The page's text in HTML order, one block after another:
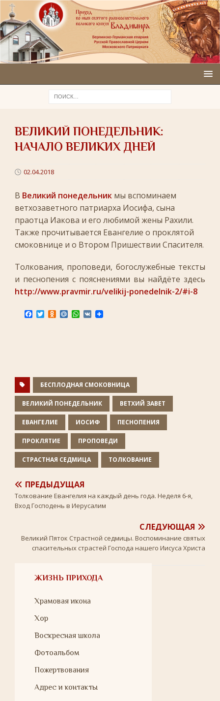
ВЕЛИКИЙ ПОНЕДЕЛЬНИК:
НАЧАЛО ВЕЛИКИХ ДНЕЙ
02.04.2018
В Великий понедельник мы вспоминаем
ветхозаветного патриарха Иосифа, сына
праотца Иакова и его любимой жены Рахили.
Также прочитывается Евангелие о проклятой
смоковнице и о Втором Пришествии Спасителя.
Толкования, проповеди, богослужебные тексты
и песнопения с пояснениями вы найдёте здесь
http://www.pravmir.ru/velikij-ponedelnik-2/#i-8
T O
s
n
i
k
i
M W V
БЕСПЛОДНАЯ СМОКОВНИЦА
ВЕЛИКИЙ ПОНЕДЕЛЬНИК ВЕТХИЙ ЗАВЕТ
ЕВАНГЕЛИЕ ИОСИФ ПЕСНОПЕНИЯ
ПРОКЛЯТИЕ ПРОПОВЕДИ
СТРАСТНАЯ СЕДМИЦА ТОЛКОВАНИЕ
ПРЕДЫДУЩАЯ
Толкование Евангелия на каждый день года. Неделя 6-я,
Вход Господень в Иерусалим
СЛЕДУЮЩАЯ
Великий Пяток Страстной седмицы. Воспоминание святых
спасительных страстей Господа нашего Иисуса Христа
ЖИЗНЬ ПРИХОДА
Храмовая икона
Хор
Воскресная школа
Фотоальбом
Пожертвования
Адрес и контакты